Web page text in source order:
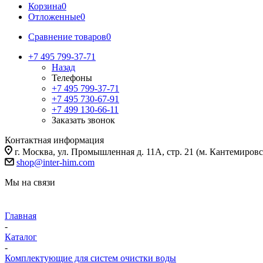
Корзина0
Отложенные0
Сравнение товаров0
+7 495 799-37-71
Назад
Телефоны
+7 495 799-37-71
+7 495 730-67-91
+7 499 130-66-11
Заказать звонок
Контактная информация
г. Москва, ул. Промышленная д. 11А, стр. 21 (м.
shop@inter-him.com
Мы на связи
Главная
-
Каталог
-
Комплектующие для систем очистки воды